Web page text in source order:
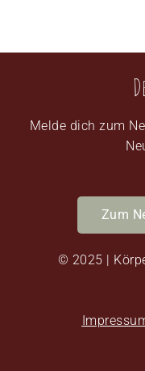
Melde dich zum
Zum
© 2025 |